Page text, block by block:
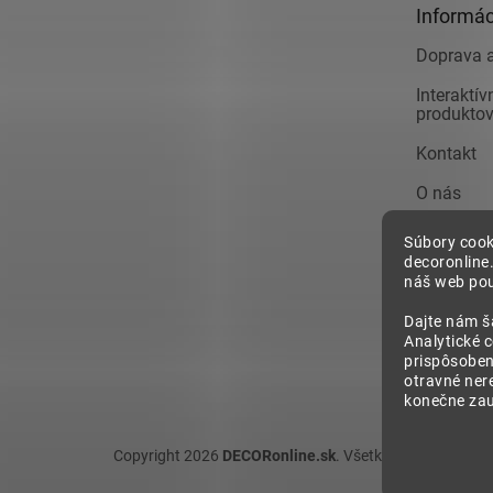
Súbory
náš web
Dajte nám
Analytické
otravné
konečne
Doprava
produktov
Kontakt
O nás
Pre firmy
Zásady
Copyright 2026 DECORonline.sk. Všetky práva